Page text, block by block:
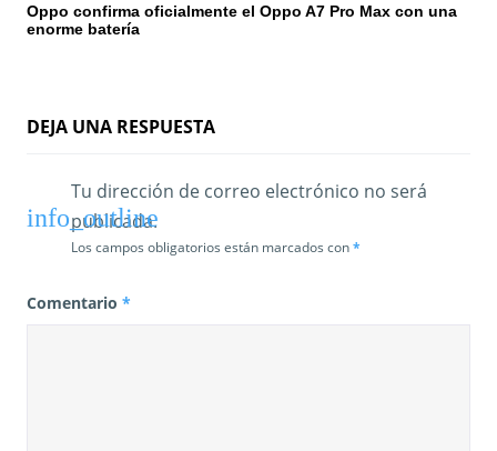
Oppo confirma oficialmente el Oppo A7 Pro Max con una
enorme batería
DEJA UNA RESPUESTA
Tu dirección de correo electrónico no será
publicada.
Los campos obligatorios están marcados con*
Comentario *